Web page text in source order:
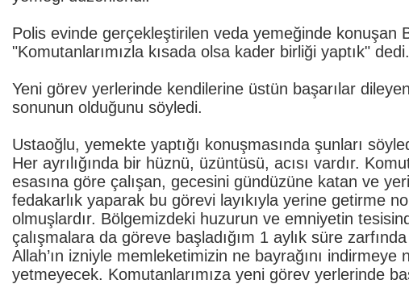
Polis evinde gerçekleştirilen veda yemeğinde konuşan
"Komutanlarımızla kısada olsa kader birliği yaptık" dedi.
Yeni görev yerlerinde kendilerine üstün başarılar
sonunun olduğunu söyledi.
Ustaoğlu, yemekte yaptığı konuşmasında şunları
Her ayrılığında bir hüznü, üzüntüsü, acısı vardır.
esasına göre çalışan, gecesini gündüzüne katan ve
fedakarlık yaparak bu görevi layıkıyla yerine getirme
olmuşlardır. Bölgemizdeki huzurun ve emniyetin
çalışmalara da göreve başladığım 1 aylık süre
Allah’ın izniyle memleketimizin ne bayrağını
yetmeyecek. Komutanlarımıza yeni görev yerlerinde